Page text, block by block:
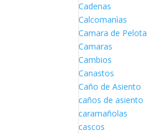
Cadenas
Calcomanìas
Camara de Pelota
Camaras
Cambios
Canastos
Caño de Asiento
caños de asiento
caramañolas
cascos